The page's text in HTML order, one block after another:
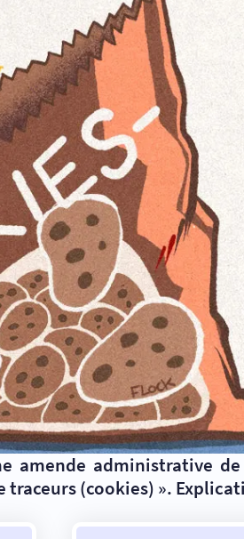
amende administrative
traceurs (cookies) ».